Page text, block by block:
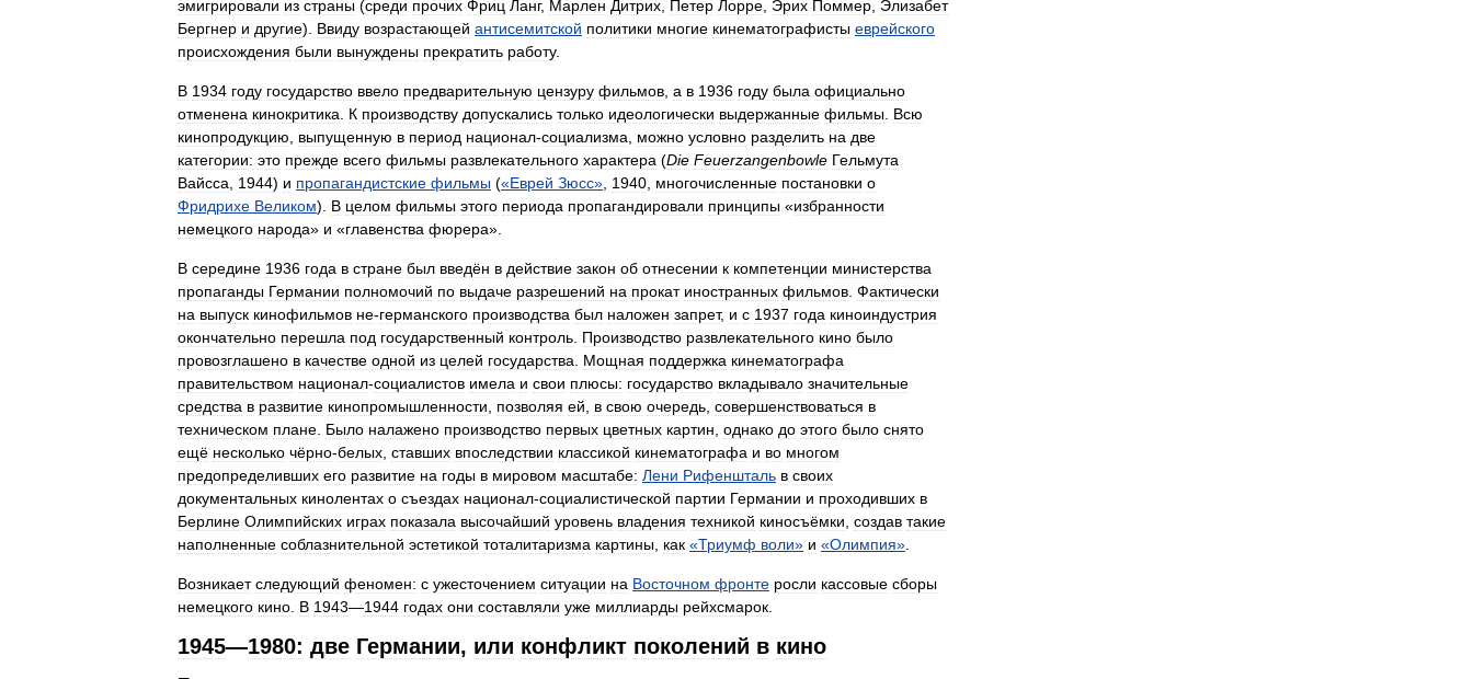
эмигрировали из страны (среди прочих Фриц Ланг, Марлен Дитрих Петер Лорре Эрих Поммер Элизабет
Бергнер и другие). Ввиду возрастающей антисемитской политики многие кинематографисты еврейского
происхождения были вынуждены прекратить работу.
В 1934 году государство ввело предварительную цензуру фильмов а в 1936 году была официально
отменена кинокритика К производству допускались только идеологически выдержанные фильмы Всю
кинопродукцию
выпущенную в период национал-социализма можно условно разделить на две
категории: это прежде всего фильмы развлекательного характера (Die Feuerzangenbowle Гельмута
Вайсса
1944) и пропагандистские фильмы («Еврей Зюсс» 1940 многочисленные постановки о
Фридрихе Великом). В целом фильмы этого периода пропагандировали принципы «избранности
немецкого народа» и «главенства фюрера».
В середине 1936 года в стране был введён в действие закон об отнесении к компетенции министерства
пропаганды Германии полномочий по выдаче разрешений на прокат иностранных фильмов Фактически
на выпуск кинофильмов не-германского производства был наложен запрет, и с 1937 года киноиндустрия
окончательно перешла под государственный контроль Производство развлекательного кино было
провозглашено в качестве одной из целей государства Мощная поддержка кинематографа
правительством национал-социалистов имела и свои плюсы: государство вкладывало значительные
средства в развитие кинопромышленности позволяя ей в свою очередь совершенствоваться в
техническом плане Было налажено производство первых цветных картин однако до этого было снято
ещё несколько чёрно-белых ставших впоследствии классикой кинематографа и во многом
предопределивших его развитие на годы в мировом масштабе: Лени Рифеншталь в своих
документальных кинолентах о съездах национал-социалистической партии Германии и проходивших в
Берлине Олимпийских играх показала высочайший уровень владения техникой киносъёмки создав такие
наполненные соблазнительной эстетикой тоталитаризма картины как «Триумф воли» и «Олимпия»
Возникает следующий феномен: с ужесточением ситуации на Восточном фронте росли кассовые сборы
немецкого кино В 1943—1944 годах они составляли уже миллиарды рейхсмарок
1945—1980: две Германии, или конфликт поколений в кино